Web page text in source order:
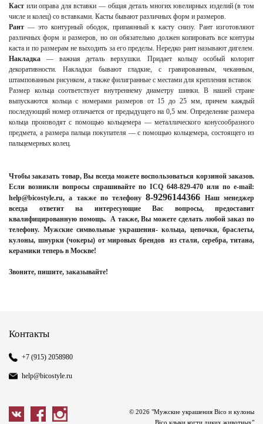
Каст или оправа для вставки — общая деталь многих ювелирных изделий (в том
числе и колец) со вставками. Касты бывают различных форм и размеров.
Рант — это контурный ободок, припаянный к касту снизу. Рант изготовляют
различных форм и размеров, но он обязательно должен копировать все контуры
каста и по размерам не выходить за его пределы. Нередко рант называют дигелем.
Накладка — важная деталь верхушки. Придает кольцу особый колорит
декоративности. Накладки бывают гладкие, с гравированным, чеканным,
штампованным рисунком, а также филигранные с местами для крепления вставок
Размер кольца соответствует внутреннему диаметру шинки. В нашей стране
выпускаются кольца с номерами размеров от 15 до 25 мм, причем каждый
последующий номер отличается от предыдущего на 0,5 мм. Определение размера
кольца производят с помощью кольцемера — металлического конусообразного
предмета, а размера пальца покупателя — с помощью кольцемера, состоящего из
пальцемерных колец.
Чтобы заказать товар, Вы всегда можете воспользоваться корзиной заказов.
Если возникли вопросы спрашивайте по ICQ 648-829-470 или по e-mail:
help@bicostyle.ru, а также по телефону8-9296144366 Наш менеджер
всегда ответит на интересующие Вас вопросы, предоставит
квалифицированную помощь. А также, Вы можете сделать любой заказ по
телефону. Мужские символьные украшения- кольца, цепочки, браслеты,
кулоны, шнурки (чокеры) от мировых брендов из стали, серебра, титана,
керамики теперь в Москве!
Звоните, пишите, заказывайте!
Контакты
+7 (915) 2058980
help@bicostyle.ru
© 2026 "Мужские украшения Bico и кулоны
Bico клыки когти диких животных"